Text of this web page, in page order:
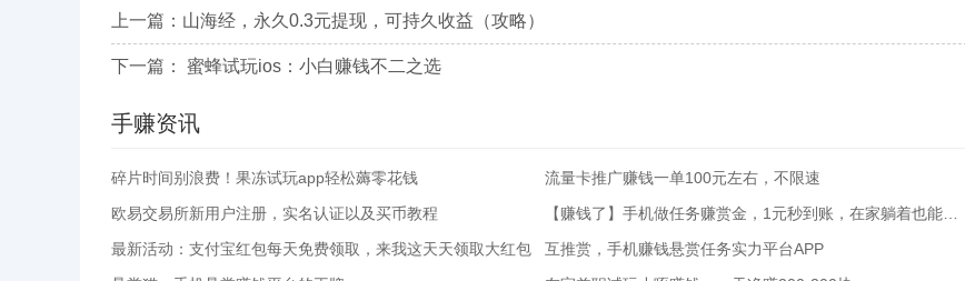
上一篇： 山海经，永久0.3元提现，可持久收益（攻略）
下一篇： 蜜蜂试玩ios：小白赚钱不二之选
手赚资讯
碎片时间别浪费！果冻试玩app轻松薅零花钱
流量卡推广赚钱一单100元左右，不限速
欧易交易所新用户注册，实名认证以及买币教程
最新活动：支付宝红包每天免费领取，来我这天天领取大红包
互推赏，手机赚钱悬赏任务实力平台APP